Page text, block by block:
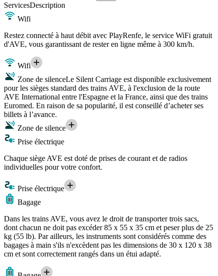
ServicesDescription
Wifi
Restez connecté à haut débit avec PlayRenfe, le service WiFi gratuit
d'AVE, vous garantissant de rester en ligne même à 300 km/h.
Wifi
Zone de silenceLe Silent Carriage est disponible exclusivement
pour les sièges standard des trains AVE, à l'exclusion de la route
AVE International entre l'Espagne et la France, ainsi que des trains
Euromed. En raison de sa popularité, il est conseillé d’acheter ses
billets à l’avance.
Zone de silence
Prise électrique
Chaque siège AVE est doté de prises de courant et de radios
individuelles pour votre confort.
Prise électrique
Bagage
Dans les trains AVE, vous avez le droit de transporter trois sacs,
dont chacun ne doit pas excéder 85 x 55 x 35 cm et peser plus de 25
kg (55 lb). Par ailleurs, les instruments sont considérés comme des
bagages à main s'ils n'excèdent pas les dimensions de 30 x 120 x 38
cm et sont correctement rangés dans un étui adapté.